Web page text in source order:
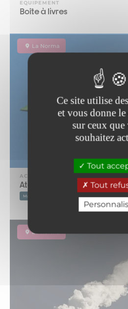
Ce site utilise
et vous donne
sur ceux que
souhaitez
Tout
Tout
EQUIPEMENT
Boîte à livres
La Norma
ACTIVITE
Atelier Origami
Matériel fourni
La Norma